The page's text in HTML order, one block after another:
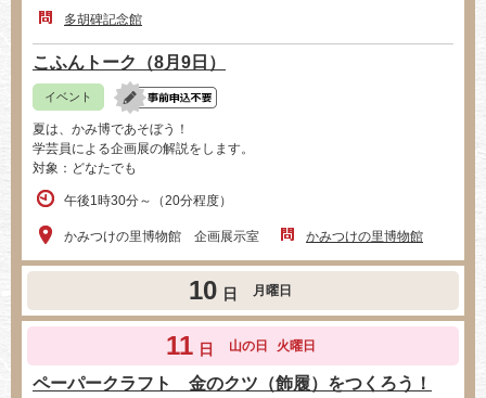
多胡碑記念館
こふんトーク（8月9日）
イベント
夏は、かみ博であそぼう！
学芸員による企画展の解説をします。
対象：どなたでも
午後1時30分～（20分程度）
かみつけの里博物館 企画展示室 かみつけの里博物館
10 日 月曜日
11 日 山の日 火曜日
ペーパークラフト 金のクツ（飾履）をつくろう！